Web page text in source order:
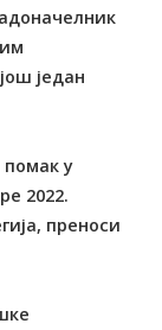
један
помак у
2022.
преноси